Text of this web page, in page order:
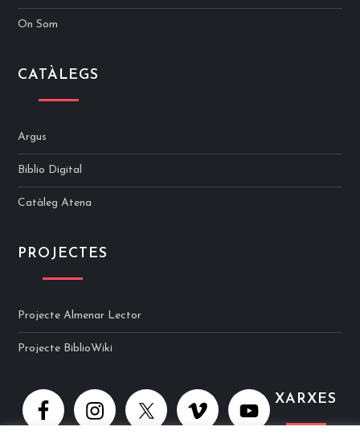
On Som
CATÀLEGS
Argus
Biblio Digital
Catàleg Atena
PROJECTES
Projecte Almenar Lector
Projecte BiblioWiki
XARXES